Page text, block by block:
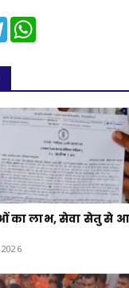
Telegram
का लाभ, सेवा सेतु से